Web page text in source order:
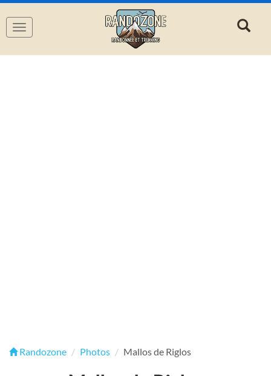
Navigation
Randozone Photos Mallos de Riglos